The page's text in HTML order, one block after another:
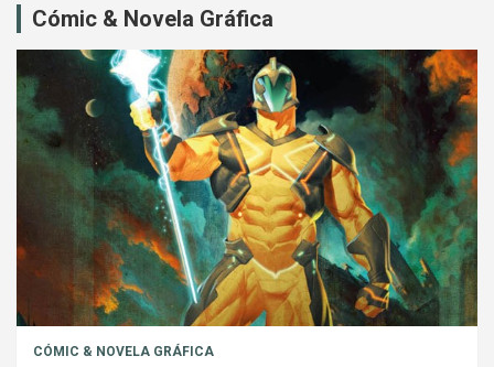
Cómic & Novela Gráfica
CÓMIC & NOVELA GRÁFICA